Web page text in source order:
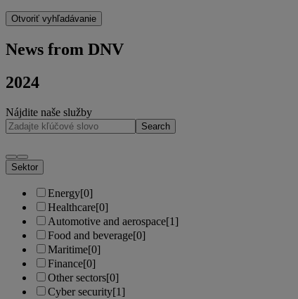
Otvoriť vyhľadávanie
News from DNV
2024
Nájdite naše služby
Search
Sektor
Energy[0]
Healthcare[0]
Automotive and aerospace[1]
Food and beverage[0]
Maritime[0]
Finance[0]
Other sectors[0]
Cyber security[1]